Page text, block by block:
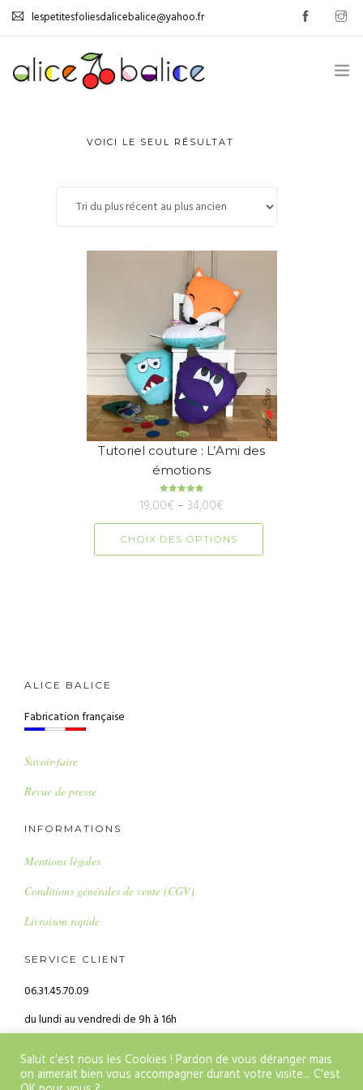
lespetitesfoliesdalicebalice@yahoo.fr
VOICI LE SEUL RÉSULTAT
Tutoriel couture : L’Ami des
émotions
Note
4.89
sur 5
19,00€ – 34,00€
CHOIX DES OPTIONS
ALICE BALICE
Fabrication française
Savoir-faire
Revue de presse
INFORMATIONS
Mentions légales
Conditions générales de vente (CGV)
Livraison rapide
SERVICE CLIENT
06.31.45.70.09
du lundi au vendredi de 9h à 16h
Salut c'est nous les Cookies ! Pardon de vous déranger mais
on aimerait bien vous accompagner durant votre visite... C'est